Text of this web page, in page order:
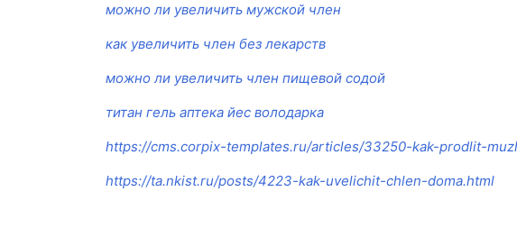
можно ли увеличить мужской член
как увеличить член без лекарств
можно ли увеличить член пищевой содой
титан гель аптека йес володарка
https://cms.corpix-templates.ru/articles/33250-kak-prodlit-
https://ta.nkist.ru/posts/4223-kak-uvelichit-chlen-doma.html